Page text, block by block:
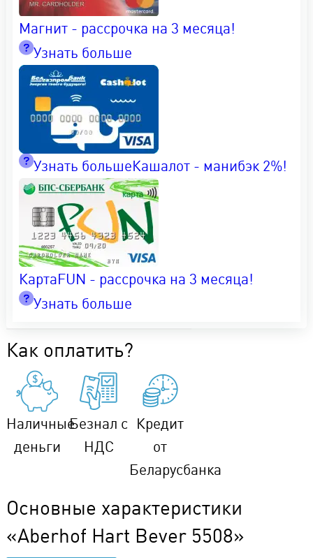
Магнит - рассрочка на 3 месяца!
Узнать больше
Кашалот - манибэк 2%!
Узнать больше
КартаFUN - рассрочка на 3 месяца!
Узнать больше
Как оплатить?
Наличные
деньги
Безнал с
НДС
Кредит
от
Беларусбанка
Основные характеристики
«Aberhof Hart Bever 5508»